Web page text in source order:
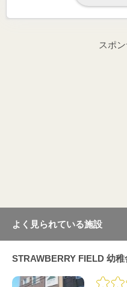
スポ
よく見られている施設
STRAWBERRY FIELD 幼稚